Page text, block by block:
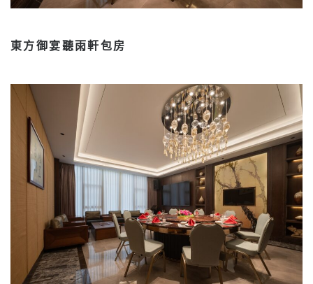
東方御宴聽雨軒包房